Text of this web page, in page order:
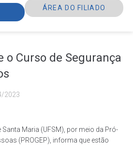
ÁREA DO FILIADO
o Curso de Segurança
2023
Santa Maria (UFSM), por meio da Pró-
(PROGEP), informa que estão